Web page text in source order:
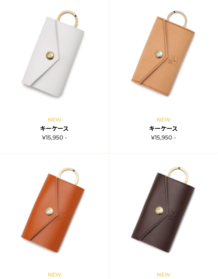
NEW
キーケース
¥15,950 -
NEW
キーケース
¥15,950 -
NEW NEW